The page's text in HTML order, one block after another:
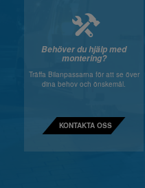
Behöver du hjälp med
montering?
Träffa Bilanpassarna för att se över
dina behov och önskemål.
KONTAKTA OSS